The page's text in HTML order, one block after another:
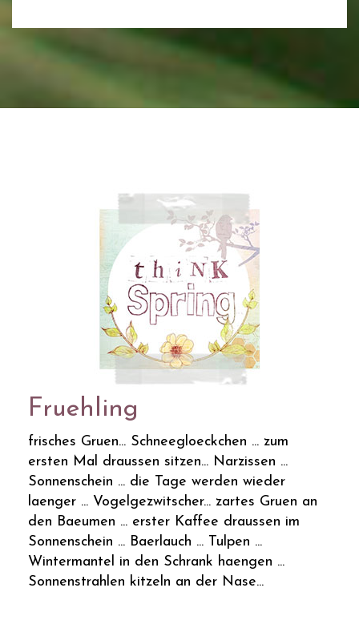
Fruehling
frisches Gruen... Schneegloeckchen ... zum
ersten Mal draussen sitzen... Narzissen ...
Sonnenschein ... die Tage werden wieder
laenger ... Vogelgezwitscher... zartes Gruen an
den Baeumen ... erster Kaffee draussen im
Sonnenschein ... Baerlauch ... Tulpen ...
Wintermantel in den Schrank haengen ...
Sonnenstrahlen kitzeln an der Nase...